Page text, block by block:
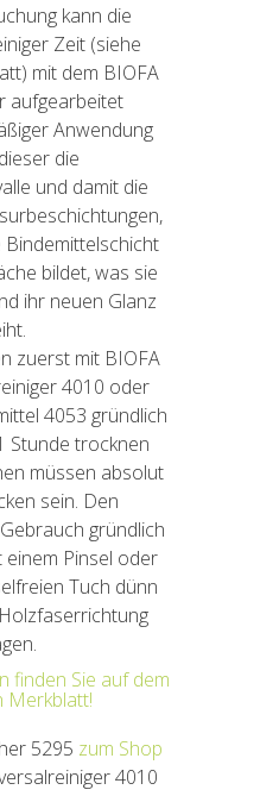
kann die
Zeit (siehe
mit dem BIOFA
aufgearbeitet
Anwendung
die
und damit die
bildet, was sie
ihr neuen Glanz
zuerst mit BIOFA
4010 oder
4053 gründlich
Stunde trocknen
müssen absolut
sein. Den
gründlich
Pinsel oder
Tuch dünn
finden Sie auf dem
Merkblatt!
5295 zum Shop
4010